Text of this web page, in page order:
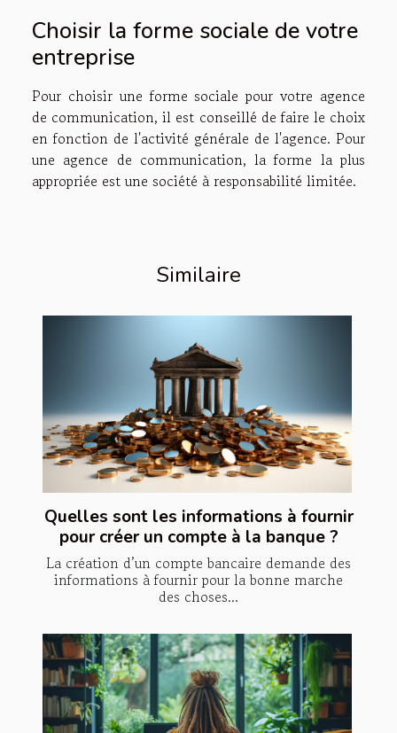
Choisir la forme sociale de votre
entreprise
Pour choisir une forme sociale pour votre agence
de communication, il est conseillé de faire le choix
en fonction de l'activité générale de l'agence. Pour
une agence de communication, la forme la plus
appropriée est une société à responsabilité limitée.
Similaire
Quelles sont les informations à fournir
pour créer un compte à la banque ?
La création d’un compte bancaire demande des
informations à fournir pour la bonne marche
des choses...